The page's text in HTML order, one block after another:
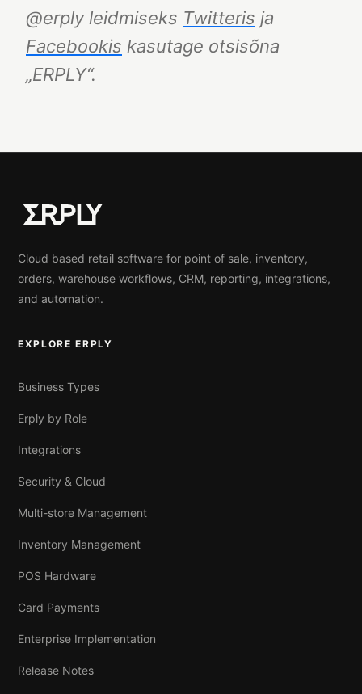
@erply leidmiseks Twitteris ja
Facebookis kasutage otsisõna
„ERPLY“.
Cloud based retail software for point of sale, inventory,
orders, warehouse workflows, CRM, reporting, integrations,
and automation.
EXPLORE ERPLY
Business Types
Erply by Role
Integrations
Security & Cloud
Multi-store Management
Inventory Management
POS Hardware
Card Payments
Enterprise Implementation
Release Notes